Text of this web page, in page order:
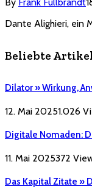
By Frank Füllbrandt
Dante Alighieri, ein
Beliebte
Dilator » Wirkung,
12. Mai 20251.026
Digitale Nomaden:
11. Mai 2025372
Das Kapital Zitate »